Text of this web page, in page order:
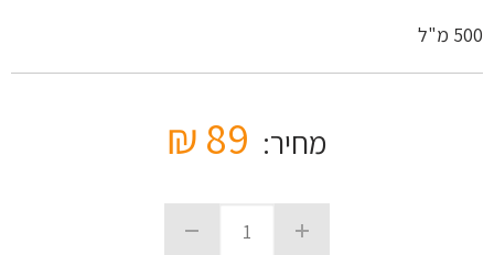
500 מ"ל
מחיר: 89
₪